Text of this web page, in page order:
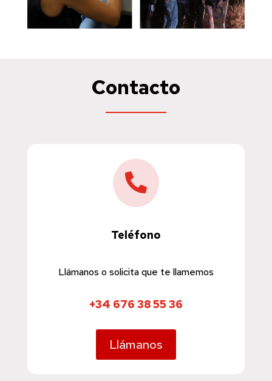
Contacto

Teléfono
Llámanos o solicita que te llamemos
+34 676 38 55 36
Llámanos